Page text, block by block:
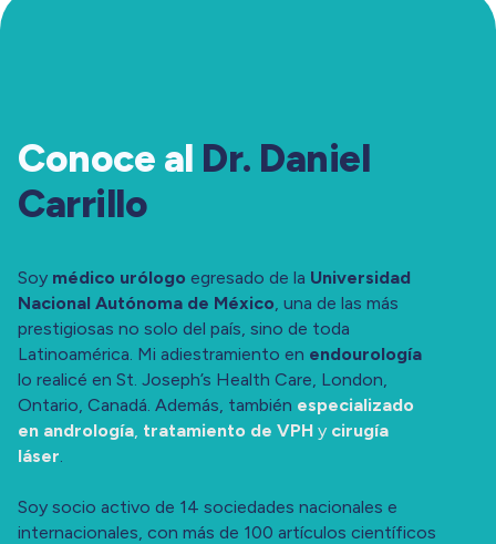
Conoce al Dr. Daniel
Carrillo
Soy médico urólogo egresado de la Universidad
Nacional Autónoma de México, una de las más
prestigiosas no solo del país, sino de toda
Latinoamérica. Mi adiestramiento en endourología
lo realicé en St. Joseph’s Health Care, London,
Ontario, Canadá. Además, también especializado
en andrología, tratamiento de VPH y cirugía
láser.
Soy socio activo de 14 sociedades nacionales e
internacionales, con más de 100 artículos científicos